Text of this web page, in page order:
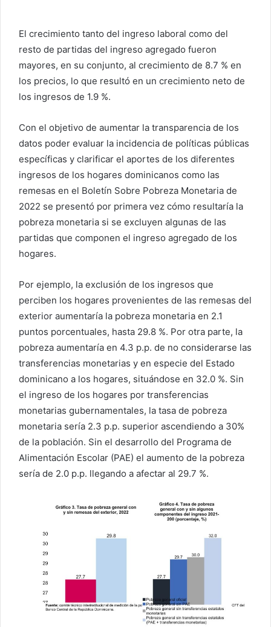
El crecimiento tanto del ingreso laboral como del
resto de partidas del ingreso agregado fueron
mayores, en su conjunto, al crecimiento de 8.7 % en
los precios, lo que resultó en un crecimiento neto de
los ingresos de 1.9 %.
Con el objetivo de aumentar la transparencia de los
datos poder evaluar la incidencia de políticas públicas
específicas y clarificar el aportes de los diferentes
ingresos de los hogares dominicanos como las
remesas en el Boletín Sobre Pobreza Monetaria de
2022 se presentó por primera vez cómo resultaría la
pobreza monetaria si se excluyen algunas de las
partidas que componen el ingreso agregado de los
hogares.
Por ejemplo, la exclusión de los ingresos que
perciben los hogares provenientes de las remesas del
exterior aumentaría la pobreza monetaria en 2.1
puntos porcentuales, hasta 29.8 %. Por otra parte, la
pobreza aumentaría en 4.3 p.p. de no considerarse las
transferencias monetarias y en especie del Estado
dominicano a los hogares, situándose en 32.0 %. Sin
el ingreso de los hogares por transferencias
monetarias gubernamentales, la tasa de pobreza
monetaria sería 2.3 p.p. superior ascendiendo a 30%
de la población. Sin el desarrollo del Programa de
Alimentación Escolar (PAE) el aumento de la pobreza
sería de 2.0 p.p. llegando a afectar al 29.7 %.